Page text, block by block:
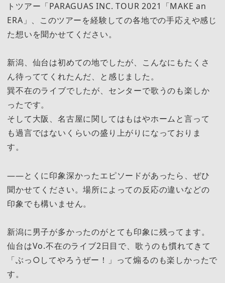
トツアー「PARAGUAS INC. TOUR 2021「MAKE an
ERA」、このツアーを経験しての各地での手応えや感じ
た想いを聞かせてください。
新潟、仙台は初めての地でしたが、こんなにもたくさ
ん待っててくれたんだ、と感じました。
巽不在のライブでしたが、センターで歌うのも楽しか
ったです。
そして大阪、名古屋に関してはもはやホームと言って
も過言ではないくらいの盛り上がりになっておりま
す。
――とくに印象深かったエピソードがあったら、ぜひ
聞かせてください。場所によっての反応の違いなどの
印象でも構いません。
新潟に男子が多かったのがとても印象に残ってます。
仙台はVo.不在のライブ2日目で、歌うのも慣れてきて
「ぶっ○してやろうぜー！」って煽るのも楽しかったで
す。